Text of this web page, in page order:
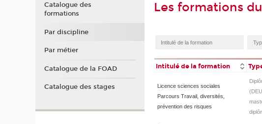
Les formations
Intitulé de la formation
Licence sciences sociales
Parcours Travail, diversités,
prévention des risques
Catalogue des
formations
Par discipline
Par métier
Catalogue de la FOAD
Catalogue des stages